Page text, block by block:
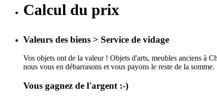
Calcul du prix
Valeurs des biens > Service de vidage
Vos objets ont de la valeur ! Objets d'arts, meubles anciens à
nous vous en débarrasons et vous payons le reste de la somme.
Vous gagnez de l'argent :-)